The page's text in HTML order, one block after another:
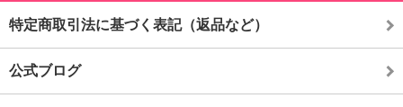
特定商取引法に基づく表記（返品など）
公式ブログ